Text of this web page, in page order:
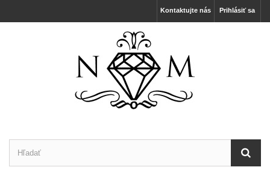
Prihlásiť sa
Kontaktujte nás